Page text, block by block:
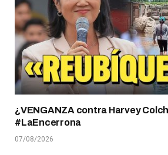
¿VENGANZA contra Harvey
#LaEncerrona
07/08/2026